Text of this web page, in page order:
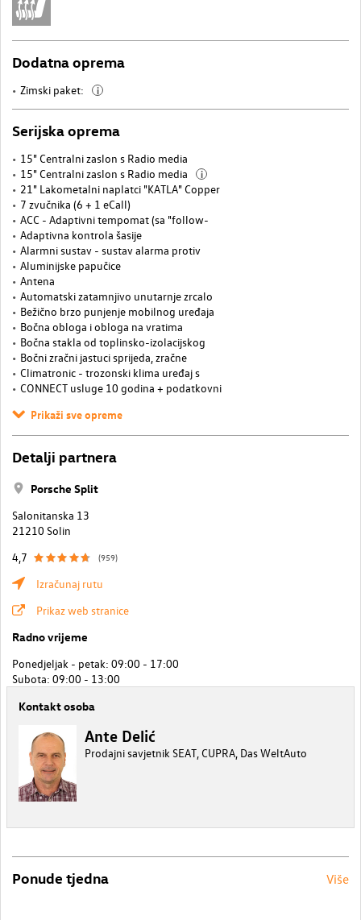
Dodatna oprema
Zimski paket: i
Serijska oprema
15" Centralni zaslon s Radio media
15" Centralni zaslon s Radio media
i
21" Lakometalni naplatci "KATLA" Copper
7 zvučnika (6 + 1 eCall)
ACC - Adaptivni tempomat (sa "follow-
Adaptivna kontrola šasije
Alarmni sustav - sustav alarma protiv
Aluminijske papučice
Antena
Automatski zatamnjivo unutarnje zrcalo
Bežično brzo punjenje mobilnog uređaja
Bočna obloga i obloga na vratima
Bočna stakla od toplinsko-izolacijskog
Bočni zračni jastuci sprijeda, zračne
Climatronic - trozonski klima uređaj s
CONNECT usluge 10 godina + podatkovni
Prikaži sve opreme
Detalji partnera
Porsche Split
Salonitanska 13
21210 Solin
4,7
(959)
Izračunaj rutu
Prikaz web stranice
Radno vrijeme
Ponedjeljak - petak: 09:00 - 17:00
Subota: 09:00 - 13:00
Kontakt osoba
Ante Delić
Prodajni savjetnik SEAT, CUPRA, Das WeltAuto
Ponude tjedna Više